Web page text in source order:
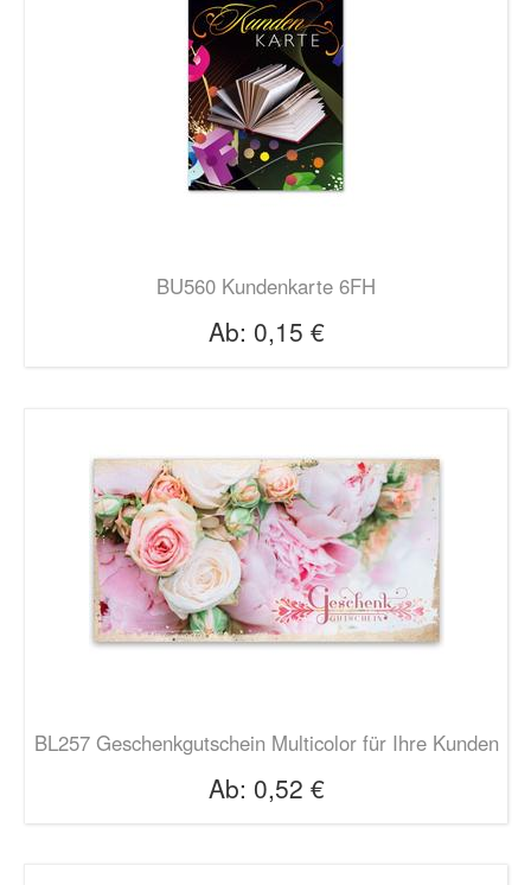
BU560 Kundenkarte 6FH
Ab: 0,15 €
BL257 Geschenkgutschein Multicolor für Ihre Kunden
Ab: 0,52 €